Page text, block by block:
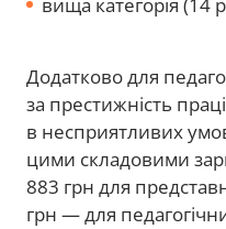
вища категорія (14
Додатково для
за престижність
в несприятливих
цими складовими
883 грн для
грн — для